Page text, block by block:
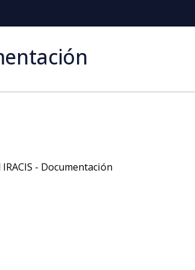
- Documentación